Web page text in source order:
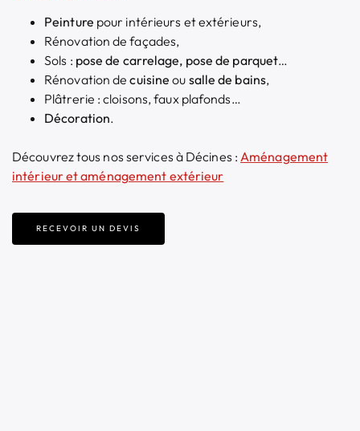
Peinture pour intérieurs et extérieurs,
Rénovation de façades,
Sols : pose de carrelage, pose de parquet…
Rénovation de cuisine ou salle de bains,
Plâtrerie : cloisons, faux plafonds…
Décoration.
Découvrez tous nos services à Décines : Aménagement
intérieur et aménagement extérieur
RECEVOIR UN DEVIS